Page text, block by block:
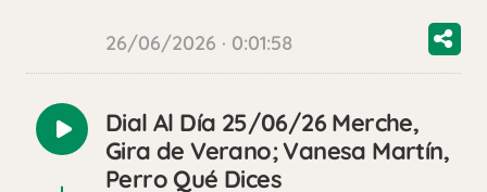
26/06/2026 · 0:01:58
Reproducir
audio
Dial Al Día 25/06/26 Merche,
Gira de Verano; Vanesa Martín,
Perro Qué Dices